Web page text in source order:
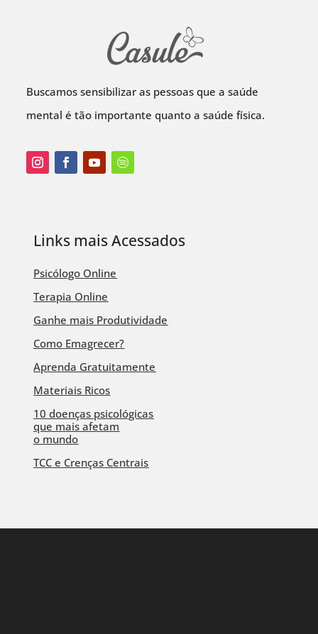
Buscamos sensibilizar as pessoas que a saúde
mental é tão importante quanto a saúde física.
Links mais Acessados
Psicólogo Online
Terapia Online
Ganhe mais Produtividade
Como Emagrecer?
Aprenda Gratuitamente
Materiais Ricos
10 doenças psicológicas
que mais afetam
o mundo
TCC e Crenças Centrais